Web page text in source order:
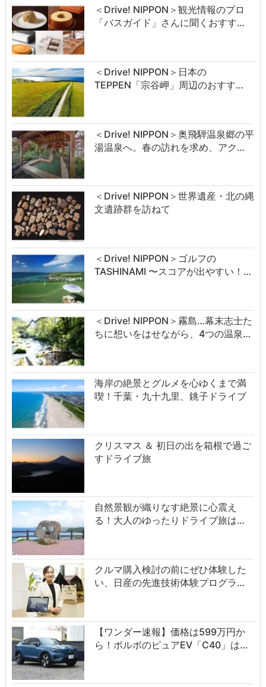
＜Drive! NIPPON＞観光情報のプロ
「バスガイド」さんに聞くおすす…
＜Drive! NIPPON＞日本の
TEPPEN「宗谷岬」周辺のおすす…
＜Drive! NIPPON＞奥飛騨温泉郷の平
湯温泉へ。春の訪れを求め、アク…
＜Drive! NIPPON＞世界遺産・北の縄
文遺跡群を訪ねて
＜Drive! NIPPON＞ゴルフの
TASHINAMI 〜スコアが出やすい！…
＜Drive! NIPPON＞霧島…幕末志士た
ちに想いをはせながら、4つの温泉…
海岸の絶景とグルメを心ゆくまで満
喫！千葉・九十九里、銚子ドライブ
クリスマス ＆ 初日の出を箱根で過ご
すドライブ旅
自然景観が織りなす絶景に心震え
る！大人のゆったりドライブ旅は…
クルマ購入検討の前にぜひ体験した
い、日産の先進技術体験プログラ…
【ワンダー速報】価格は599万円か
ら！ボルボのピュアEV「C40」は…